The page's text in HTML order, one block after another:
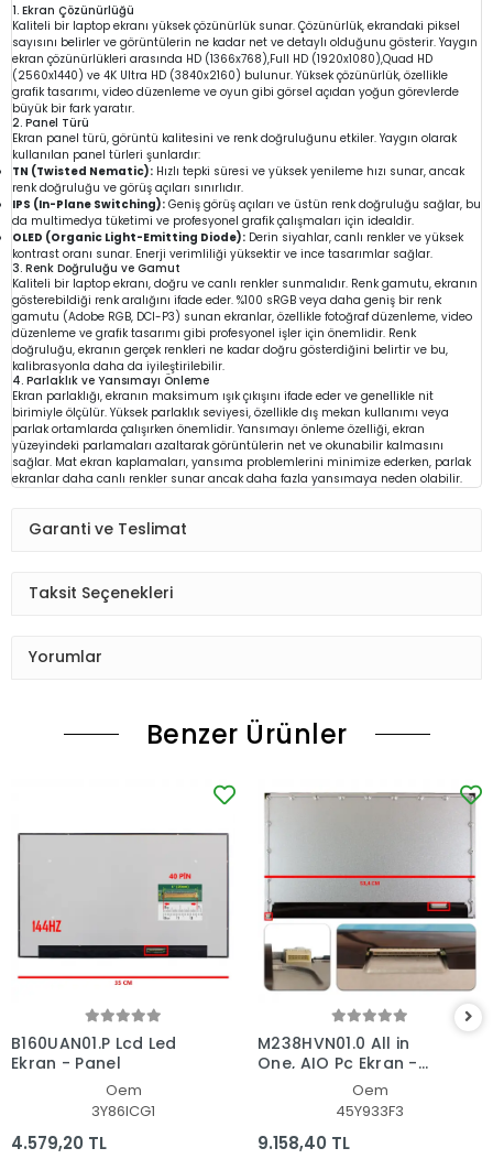
1. Ekran Çözünürlüğü
Kaliteli bir laptop ekranı yüksek çözünürlük sunar. Çözünürlük, ekrandaki piksel
sayısını belirler ve görüntülerin ne kadar net ve detaylı olduğunu gösterir. Yaygın
ekran çözünürlükleri arasında HD (1366x768),Full HD (1920x1080),Quad HD
(2560x1440) ve 4K Ultra HD (3840x2160) bulunur. Yüksek çözünürlük, özellikle
grafik tasarımı, video düzenleme ve oyun gibi görsel açıdan yoğun görevlerde
büyük bir fark yaratır.
2. Panel Türü
Ekran panel türü, görüntü kalitesini ve renk doğruluğunu etkiler. Yaygın olarak
kullanılan panel türleri şunlardır:
TN (Twisted Nematic): Hızlı tepki süresi ve yüksek yenileme hızı sunar, ancak
renk doğruluğu ve görüş açıları sınırlıdır.
IPS (In-Plane Switching): Geniş görüş açıları ve üstün renk doğruluğu sağlar, bu
da multimedya tüketimi ve profesyonel grafik çalışmaları için idealdir.
OLED (Organic Light-Emitting Diode): Derin siyahlar, canlı renkler ve yüksek
kontrast oranı sunar. Enerji verimliliği yüksektir ve ince tasarımlar sağlar.
3. Renk Doğruluğu ve Gamut
Kaliteli bir laptop ekranı, doğru ve canlı renkler sunmalıdır. Renk gamutu, ekranın
gösterebildiği renk aralığını ifade eder. %100 sRGB veya daha geniş bir renk
gamutu (Adobe RGB, DCI-P3) sunan ekranlar, özellikle fotoğraf düzenleme, video
düzenleme ve grafik tasarımı gibi profesyonel işler için önemlidir. Renk
doğruluğu, ekranın gerçek renkleri ne kadar doğru gösterdiğini belirtir ve bu,
kalibrasyonla daha da iyileştirilebilir.
4. Parlaklık ve Yansımayı Önleme
Ekran parlaklığı, ekranın maksimum ışık çıkışını ifade eder ve genellikle nit
birimiyle ölçülür. Yüksek parlaklık seviyesi, özellikle dış mekan kullanımı veya
parlak ortamlarda çalışırken önemlidir. Yansımayı önleme özelliği, ekran
yüzeyindeki parlamaları azaltarak görüntülerin net ve okunabilir kalmasını
sağlar. Mat ekran kaplamaları, yansıma problemlerini minimize ederken, parlak
ekranlar daha canlı renkler sunar ancak daha fazla yansımaya neden olabilir.
Garanti ve Teslimat
Taksit Seçenekleri
Yorumlar
Benzer Ürünler
B160UAN01.P Lcd Led
Ekran - Panel
Oem
3Y86ICG1
4.579,20 TL
M238HVN01.0 All in
One, AIO Pc Ekran -
Oem
45Y933F3
9.158,40 TL